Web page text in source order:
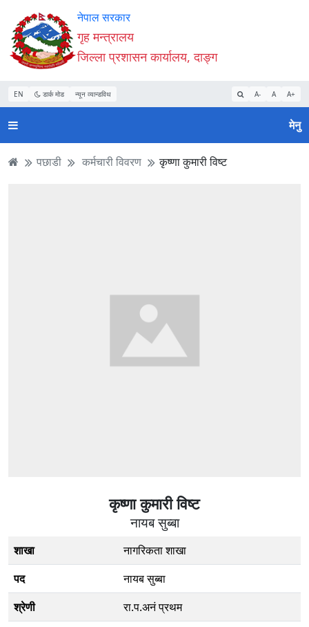
Accessibility
Mode
सुरु
गर्नुहोस्
सामाग्री
पढ्नुहाेस्
नेभिगेसन
पढ्नुहाेस्
वेबसाइट
खोजमा
जानुहोस्
नेपाल सरकार
गृह मन्त्रालय
जिल्ला प्रशासन कार्यालय, दाङ्ग
EN डार्क मोड न्यून व्यान्डविथ A- A A+
मेनु
पछाडी कर्मचारी विवरण कृष्णा कुमारी विष्ट
कृष्णा कुमारी विष्ट
नायब सुब्बा
शाखा
नागरिकता शाखा
पद
नायब सुब्बा
श्रेणी
रा.प.अनं प्रथम